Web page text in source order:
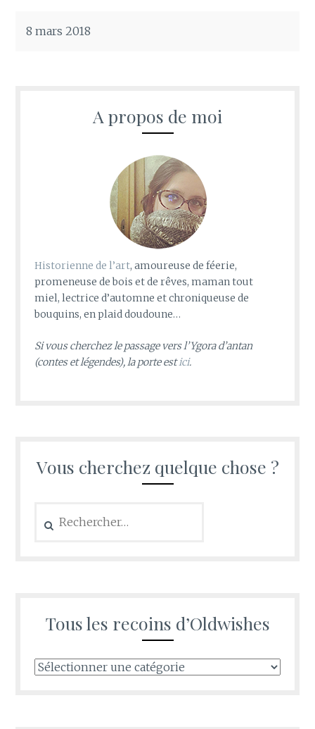
8 mars 2018
A propos de moi
Historienne de l’art, amoureuse de féerie,
promeneuse de bois et de rêves, maman tout
miel, lectrice d’automne et chroniqueuse de
bouquins, en plaid doudoune…
Si vous cherchez le passage vers l’Ygora d’antan
(contes et légendes), la porte estici.
Vous cherchez quelque chose ?
Tous les recoins d’Oldwishes
Tous